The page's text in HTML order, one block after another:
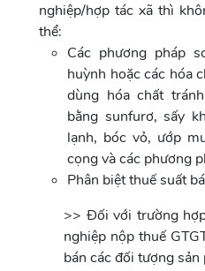
nghiệp/hợp tác xã thì
thể:
Các phương pháp
huỳnh hoặc các hóa
dùng hóa chất
bằng sunfurơ, sấy
lạnh, bóc vỏ, ướp
cọng và các phương
Phân biệt thuế suất
>> Đối với trường
nghiệp nộp thuế
bán các đối tượng